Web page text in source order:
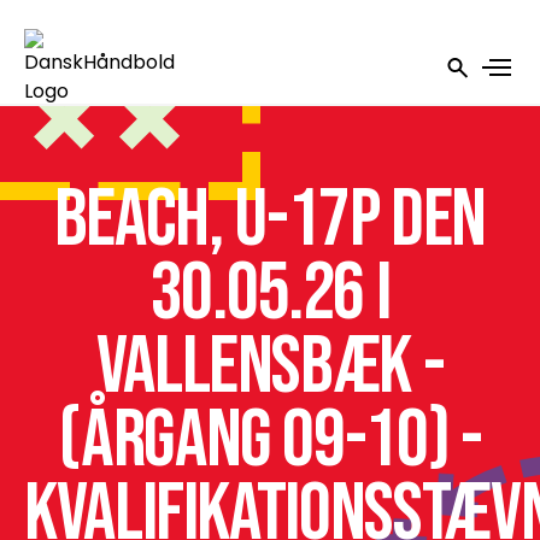
Beach, U-17P den
30.05.26 i
Vallensbæk -
(årgang 09-10) -